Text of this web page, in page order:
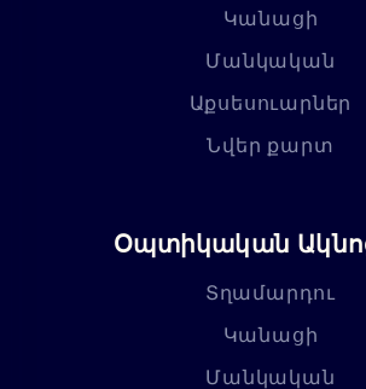
Կանացի
Մանկական
Աքսեսուարներ
Նվեր քարտ
Օպտիկական
Տղամարդու
Կանացի
Մանկական